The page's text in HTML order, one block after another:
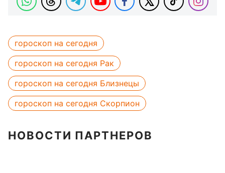
гороскоп на сегодня
гороскоп на сегодня Рак
гороскоп на сегодня Близнецы
гороскоп на сегодня Скорпион
НОВОСТИ ПАРТНЕРОВ